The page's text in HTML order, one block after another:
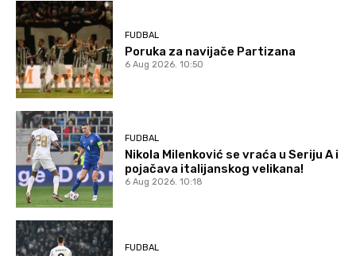
FUDBAL
Poruka za navijače Partizana
6 Aug 2026. 10:50
FUDBAL
Nikola Milenković se vraća u Seriju A i
pojačava italijanskog velikana!
6 Aug 2026. 10:18
FUDBAL